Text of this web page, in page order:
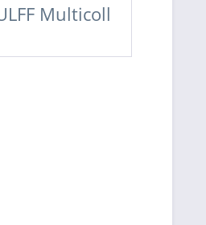
Multicoll